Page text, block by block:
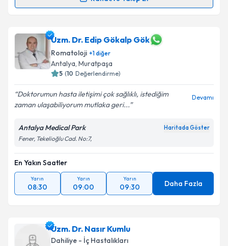
Takvim Talebini Gönder
Randevu Takvimi Talebi
Dr. Arif Abacı için randevu takvimi talebi oluşturun.
Size bu uzmandan randevu almanız için bir takvim
hazırlandığında e-posta ile bilgilendireceğiz.
E-posta Adresiniz
Kişisel verilerimin işlenmesine ilişkin
Aydınlatma
Metni'ni okudum ve kişisel verilerimin belirtilen
Takvim Talebini Gönder
Uzm. Dr. Edip Gökalp Gök
Romatoloji +1diğer
Antalya, Muratpaşa
5 (10 Değerlendirme)
Doktorumun hasta iletişimi çok sağlıklı, istediğim
zaman ulaşabiliyorum mutlaka geri...
Devamı
Antalya Medical Park Haritada Göster
Fener, Tekelioğlu Cad. No:7,
En Yakın Saatler
Yarın
08:30
Yarın
09:00
Yarın
09:30 Daha Fazla
Uzm. Dr. Nasır Kumlu
Dahiliye - İç Hastalıkları